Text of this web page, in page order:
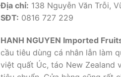
Địa chỉ: 138 Nguyễn Văn Trỗi,
SĐT: 0816 727 229
HANH NGUYEN Imported
cầu tiêu dùng cá nhân lẫn làm
việt quất Úc, táo New Zealand